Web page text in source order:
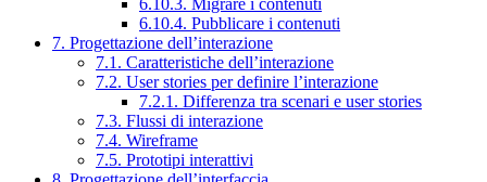
6.10.3. Migrare i contenuti
6.10.4. Pubblicare i contenuti
7. Progettazione dell’interazione
7.1. Caratteristiche dell’interazione
7.2. User stories per definire l’interazione
7.2.1. Differenza tra scenari e user stories
7.3. Flussi di interazione
7.4. Wireframe
7.5. Prototipi interattivi